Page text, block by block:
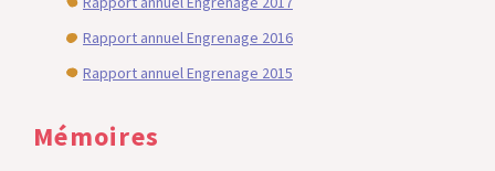
Rapport annuel Engrenage 2016
Rapport annuel Engrenage 2015
Mémoires